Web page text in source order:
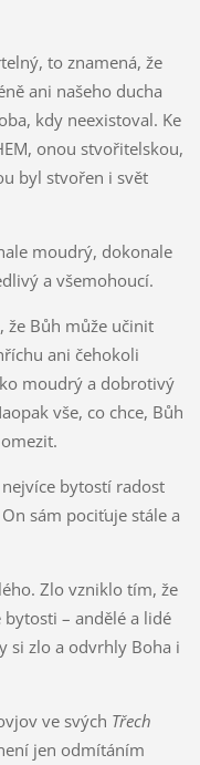
to znamená, že
ani našeho ducha
kdy neexistoval. Ke
onou stvořitelskou,
byl stvořen i svět
moudrý, dokonale
a všemohoucí.
že Bůh může učinit
ani čehokoli
moudrý a dobrotivý
vše, co chce, Bůh
bytostí radost
sám pociťuje stále a
Zlo vzniklo tím, že
– andělé a lidé
si zlo a odvrhly Boha i
ve svých Třech
jen odmítáním